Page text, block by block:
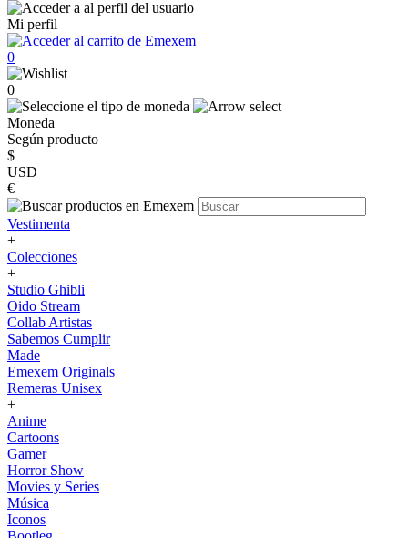
Mi perfil
0
0
Moneda
Según producto
$
USD
€
Vestimenta
+
Colecciones
+
Studio Ghibli
Oido Stream
Collab Artistas
Sabemos Cumplir
Made
Emexem Originals
Remeras Unisex
+
Anime
Cartoons
Gamer
Horror Show
Movies y Series
Música
Iconos